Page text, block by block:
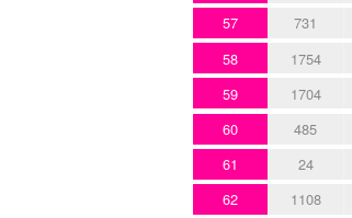
57 731
58 1754
59 1704
60 485
61 24
62 1108